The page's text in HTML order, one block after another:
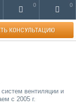
0 0
вентиляции и
с 2005 г.
КОНСУЛЬТАЦИЮ